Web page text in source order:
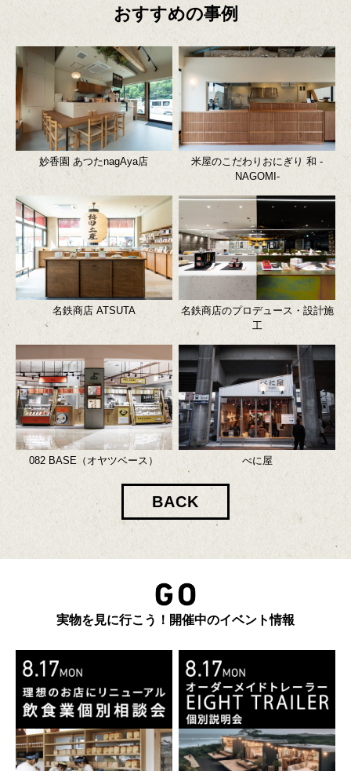
おすすめの事例
妙香園 あつたnagAya店
米屋のこだわりおにぎり 和 -
NAGOMI-
名鉄商店 ATSUTA
名鉄商店のプロデュース・設計施
工
082 BASE（オヤツベース） べに屋
BACK
実物を見に行こう！開催中のイベント情報